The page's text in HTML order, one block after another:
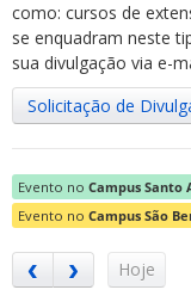
como: cursos de
se enquadram neste
sua divulgação via e-
Solicitação de
Evento no Campus Santo
Evento no Campus São
Hoje